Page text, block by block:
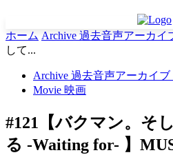
ホーム Archive 過去音声アーカイ
して...
Archive 過去音声アーカイブ
Movie 映画
#121【バクマン。そ
る -Waiting for- 】